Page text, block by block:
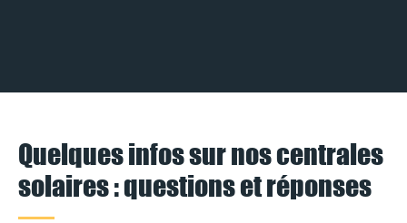
Quelques infos sur nos centrales
solaires : questions et réponses